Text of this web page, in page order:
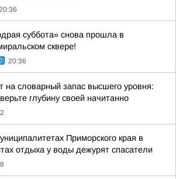
суббота» снова прошла в
сквере!
20:36
на словарный запас высшего уровня:
глубину своей начитанно
Приморского края в
отдыха у воды дежурят спасатели